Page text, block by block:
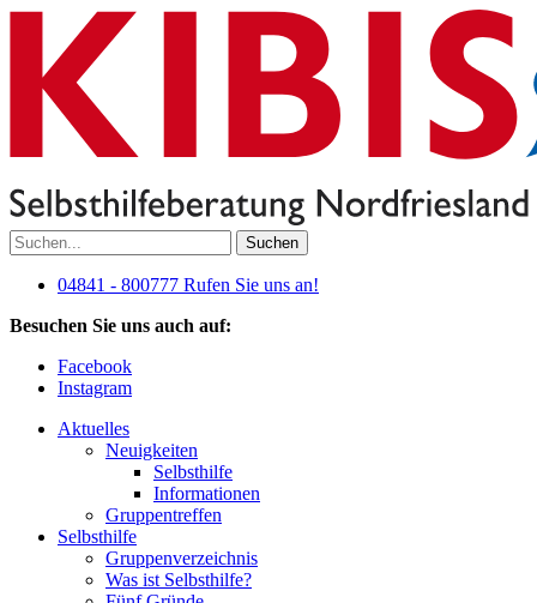
Suchen
04841 - 800777 Rufen Sie uns an!
Besuchen Sie uns auch auf:
Facebook
Instagram
Aktuelles
Neuigkeiten
Selbsthilfe
Informationen
Gruppentreffen
Selbsthilfe
Gruppenverzeichnis
Was ist Selbsthilfe?